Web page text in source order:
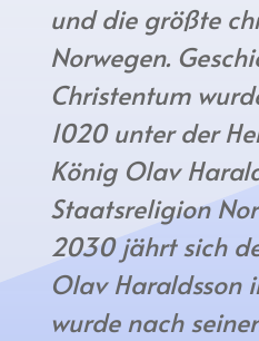
und die größte
Norwegen.
Christentum
1020 unter der
König Olav
Staatsreligion
2030 jährt sich
Olav Haraldsson
wurde nach